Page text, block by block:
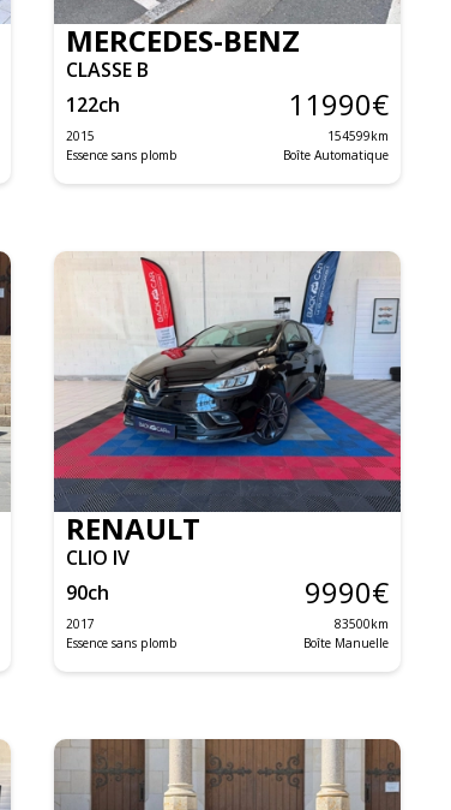
MERCEDES-BENZ
CLASSE B
122ch 11990€
2015 154599km
Essence sans plomb
Boîte Automatique
RENAULT
CLIO IV
90ch 9990€
2017 83500km
Essence sans plomb
Boîte Manuelle